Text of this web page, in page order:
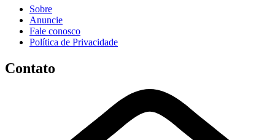
Sobre
Anuncie
Fale conosco
Política de Privacidade
Contato